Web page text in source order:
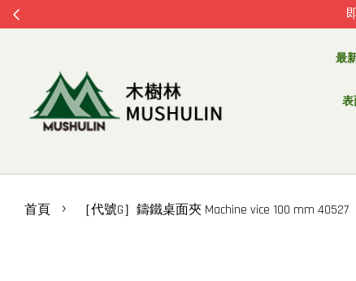
最
表
首頁 › ［代號G］鑄鐵桌面夾 Machine vice 100 mm 40527